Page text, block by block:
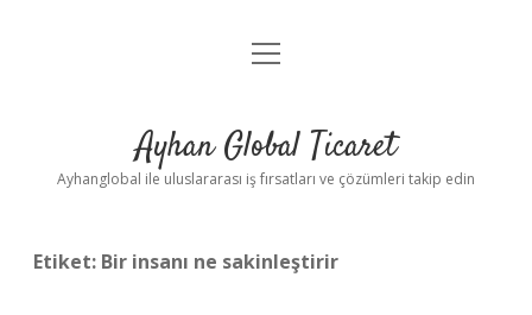
Anasayfa
Yasal Uyarı
menüyü
Ayhan Global Ticaret
Ayhanglobal ile uluslararası iş fırsatları ve çözümleri takip edin
Etiket: Bir insanı ne sakinleştirir